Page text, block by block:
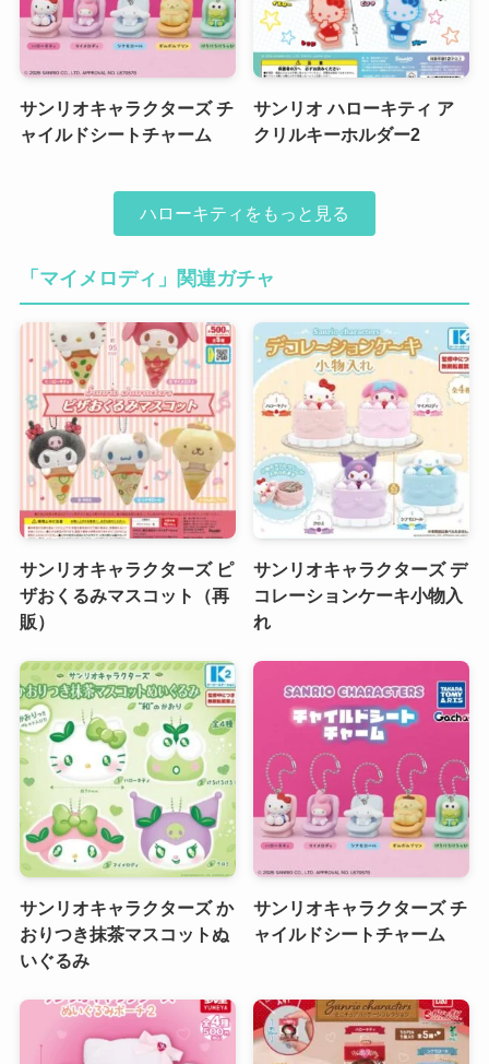
サンリオキャラクターズ チ
ャイルドシートチャーム
サンリオ ハローキティ ア
クリルキーホルダー2
ハローキティをもっと見る
「マイメロディ」関連ガチャ
サンリオキャラクターズ ピ
ザおくるみマスコット（再
販）
サンリオキャラクターズ デ
コレーションケーキ小物入
れ
サンリオキャラクターズ か
おりつき抹茶マスコットぬ
いぐるみ
サンリオキャラクターズ チ
ャイルドシートチャーム